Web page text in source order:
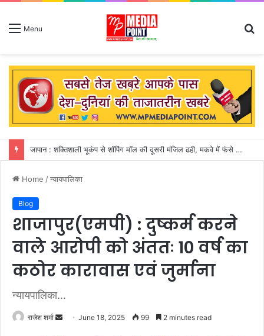
Menu
जापान : शक्तिशाली भूकंप से शॉपिंग मॉल की दूसरी मंजिल ढही, मकवे में फंसे 50 से अधिक लोग
Home /न्यायपालिका
Blog
शाजापुर(एमपी) : दुष्कर्म करने
वाले आरोपी को अंततः 10 वर्ष का
कठोर कारावास एवं जुर्माना
न्यायपालिका...
राजेश शर्मा June 18, 2025 99 2 minutes read